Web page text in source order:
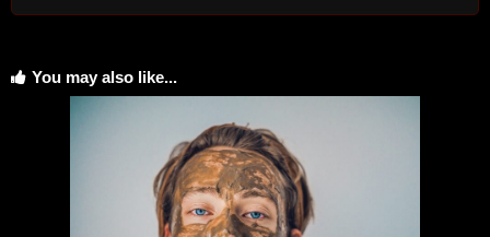
You may also like...